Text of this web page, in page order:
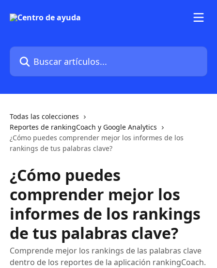
Buscar artículos...
Todas las colecciones
Reportes de rankingCoach y Google Analytics
¿Cómo puedes comprender mejor los informes de los
rankings de tus palabras clave?
¿Cómo puedes
comprender mejor los
informes de los rankings
de tus palabras clave?
Comprende mejor los rankings de las palabras clave
dentro de los reportes de la aplicación rankingCoach.